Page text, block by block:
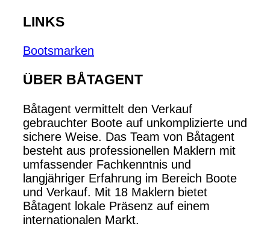
LINKS
Bootsmarken
ÜBER BÅTAGENT
Båtagent vermittelt den Verkauf
gebrauchter Boote auf unkomplizierte und
sichere Weise. Das Team von Båtagent
besteht aus professionellen Maklern mit
umfassender Fachkenntnis und
langjähriger Erfahrung im Bereich Boote
und Verkauf. Mit 18 Maklern bietet
Båtagent lokale Präsenz auf einem
internationalen Markt.